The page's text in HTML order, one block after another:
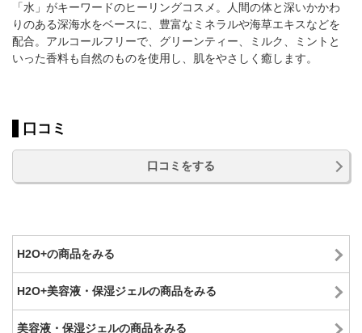
「水」がキーワードのヒーリングコスメ。人間の体と深いかかわ
りのある深海水をベースに、豊富なミネラルや海草エキスなどを
配合。アルコールフリーで、グリーンティー、ミルク、ミントと
いった香料も自然のものを使用し、肌をやさしく癒します。
口コミ
口コミをする
H2O+の商品をみる
H2O+美容液・保湿ジェルの商品をみる
美容液・保湿ジェルの商品をみる